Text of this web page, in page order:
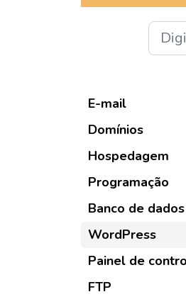
E-mail
Domínios
Hospedagem
Programação
Banco de dados
WordPress
Painel de
FTP